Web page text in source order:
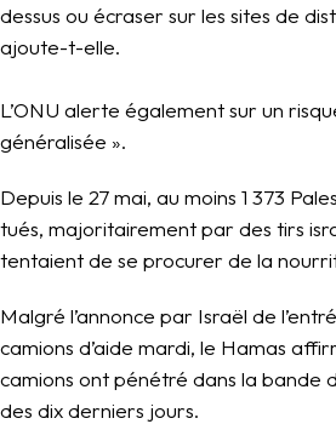
dessus ou écraser sur les sites de
ajoute-t-elle.
L’ONU alerte également sur un
généralisée ».
Depuis le 27 mai, au moins 1 373
tués, majoritairement par des tirs
tentaient de se procurer de la
Malgré l’annonce par Israël de
camions d’aide mardi, le Hamas
camions ont pénétré dans la bande
des dix derniers jours.